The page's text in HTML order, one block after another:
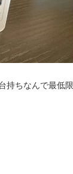
持ちなんで最低